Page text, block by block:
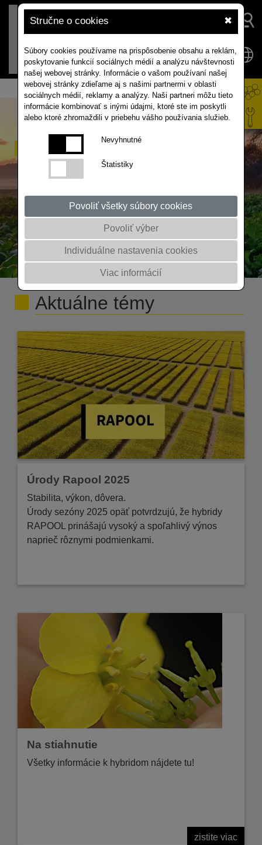
Stručne o cookies ✖
Súbory cookies používame na prispôsobenie obsahu a reklám,
poskytovanie funkcií sociálnych médií a analýzu návštevnosti
našej webovej stránky. Informácie o vašom používaní našej
webovej stránky zdieľame aj s našimi partnermi v oblasti
sociálnych médií, reklamy a analýzy. Naši partneri môžu tieto
informácie kombinovať s inými údajmi, ktoré ste im poskytli
alebo ktoré zhromaždili v priebehu vášho používania služieb.
Nevyhnutné
Štatistiky
Povoliť všetky súbory cookies
Povoliť výber
Individuálne nastavenia cookies
Viac informácií
Predajcovia
Loading map...
Aktuálne témy
Úrody Rapool 2025
Stabilita, výkon, dôvera.
Úrody sezóny 2025 opäť potvrdzujú, že hybridy
RAPOOL prinášajú vysoký a spoľahlivý výnos
naprieč rôznymi podmienkami.
Na stiahnutie
Všetky informácie k hybridom nájdete tu!
zistite viac